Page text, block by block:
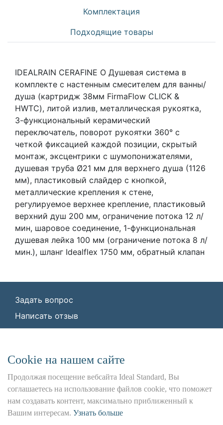
Комплектация
Подходящие товары
IDEALRAIN CERAFINE O Душевая система в
комплекте с настенным смесителем для ванны/
душа (картридж 38мм FirmaFlow CLICK &
HWTC), литой излив, металлическая рукоятка,
3-функциональный керамический
переключатель, поворот рукоятки 360° с
четкой фиксацией каждой позиции, скрытый
монтаж, эксцентрики с шумопонижателями,
душевая труба Ø21 мм для верхнего душа (1126
мм), пластиковый слайдер с кнопкой,
металлические крепления к стене,
регулируемое верхнее крепление, пластиковый
верхний душ 200 мм, ограничение потока 12 л/
мин, шаровое соединение, 1-функциональная
душевая лейка 100 мм (ограничение потока 8 л/
мин.), шланг Idealflex 1750 мм, обратный клапан
Задать вопрос
Написать отзыв
7736342535, КПП: 772501001, ОГРН:
1227700443266,
Юр. адрес: 115162, г. Москва, Шаболовка ул.,
д. 31 Б
Использование данного сайта является предметом
Сookie на нашем сайте
Продолжая посещение вебсайта Ideal Standard, Вы
соглашаетесь на использование файлов cookie, что поможет
нам создавать контент, максимально приближенный к
Вашим интересам. Узнать больше